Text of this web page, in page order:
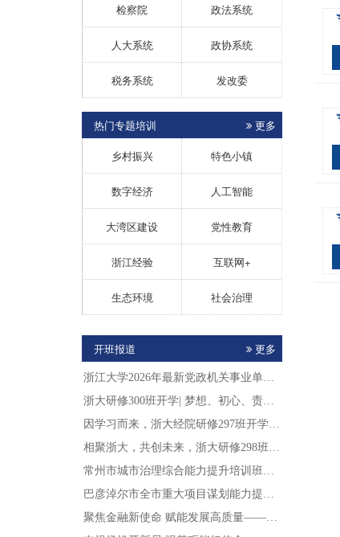
检察院 政法系统
人大系统 政协系统
税务系统 发改委
热门专题培训
更多
乡村振兴
特色小镇
数字经济 人工智能
大湾区建设 党性教育
浙江经验 互联网+
生态环境 社会治理
开班报道 更多